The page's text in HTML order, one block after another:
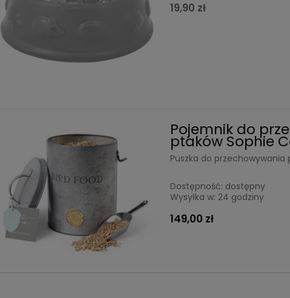
19,90 zł
Pojemnik do
ptaków Sophie
Puszka do przechowywania
Dostępność: dostępny
Wysyłka w: 24 godziny
149,00 zł